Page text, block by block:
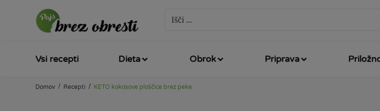
Vsi recepti Dieta Obrok Priprava
Domov / Recepti / KETO kokosove ploščice brez peke